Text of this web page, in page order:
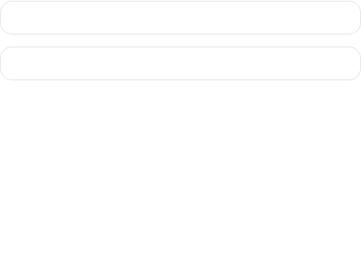
e
b
k
e
T
u
t
a
e
g